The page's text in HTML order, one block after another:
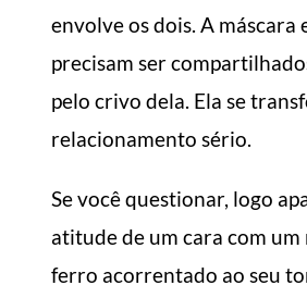
envolve os dois. A máscara
precisam ser
pelo crivo dela. Ela se
relacionamento sério.
Se você questionar, logo
atitude de um cara com
ferro acorrentado ao seu